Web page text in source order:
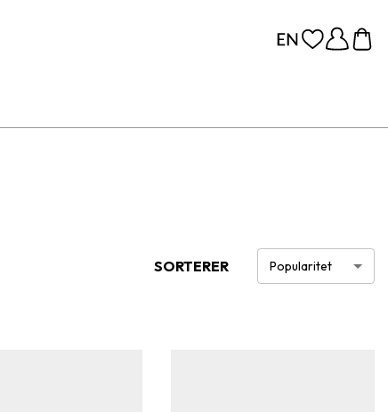
SORTERER Popularitet